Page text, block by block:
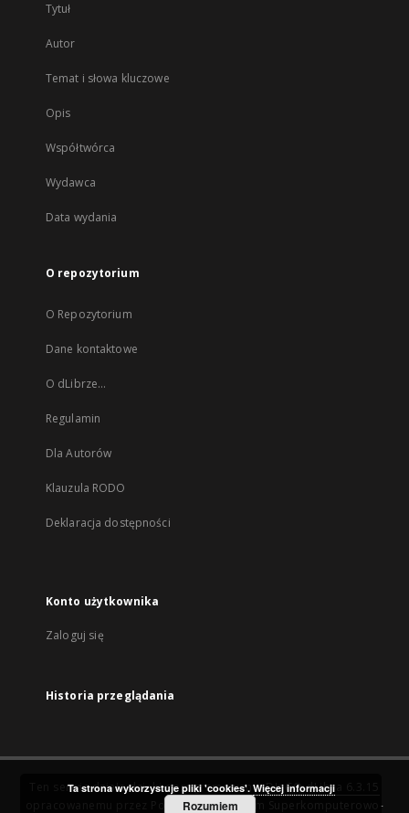
Tytuł
Autor
Temat i słowa kluczowe
Opis
Współtwórca
Wydawca
Data wydania
O repozytorium
O Repozytorium
Dane kontaktowe
O dLibrze...
Regulamin
Dla Autorów
Klauzula RODO
Deklaracja dostępności
Konto użytkownika
Zaloguj się
Historia przeglądania
Ten serwis działa dzięki oprogramowaniuDInGO dLibra 6.3.15
Poznańskie Centrum Superkomputerowo-
Ta strona wykorzystuje pliki 'cookies'. Więcej informacji
Rozumiem